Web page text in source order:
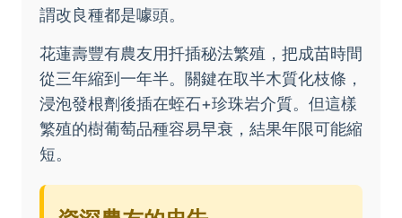
謂改良種都是噱頭。
花蓮壽豐有農友用扦插秘法繁殖，把成苗時間
從三年縮到一年半。關鍵在取半木質化枝條，
浸泡發根劑後插在蛭石+珍珠岩介質。但這樣
繁殖的樹葡萄品種容易早衰，結果年限可能縮
短。